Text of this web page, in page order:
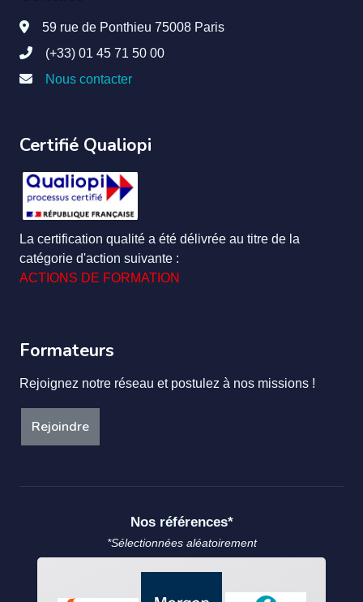
59 rue de Ponthieu 75008 Paris
(+33) 01 45 71 50 00
Nous contacter
Certifié Qualiopi
La certification qualité a été délivrée au titre de la
catégorie d'action suivante :
ACTIONS DE FORMATION
Formateurs
Rejoignez notre réseau et postulez à nos missions !
Rejoindre
Nos références*
*Sélectionnées aléatoirement